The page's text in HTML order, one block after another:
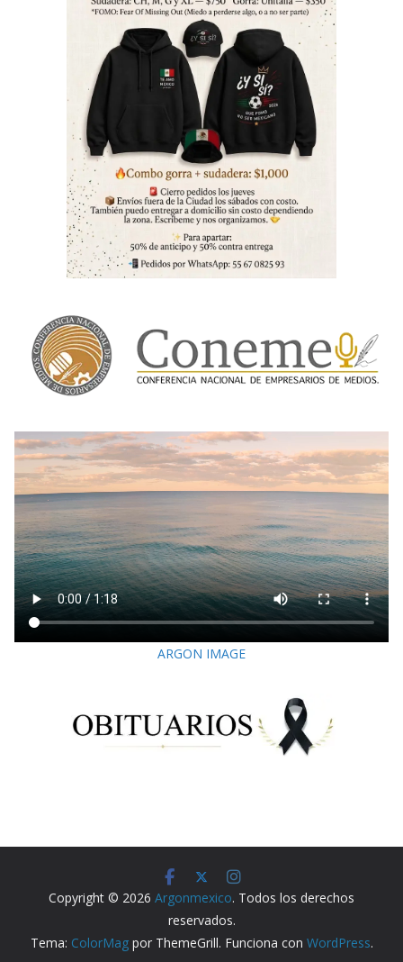
ARGON IMAGE
Copyright © 2026 Argonmexico. Todos los derechos
reservados.
Tema: ColorMagpor ThemeGrill. Funciona con WordPress.